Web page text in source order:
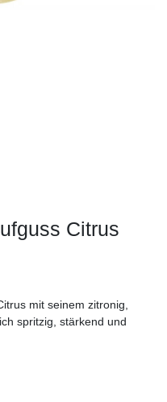
Citrus
mit seinem zitronig,
spritzig, stärkend und